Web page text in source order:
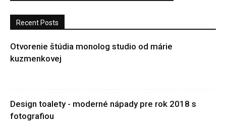
Recent Posts
Otvorenie štúdia monolog studio od márie
kuzmenkovej
Design toalety - moderné nápady pre rok 2018 s
fotografiou